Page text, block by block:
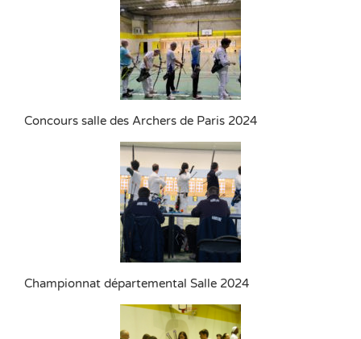
Concours salle des Archers de Paris 2024
Championnat départemental Salle 2024